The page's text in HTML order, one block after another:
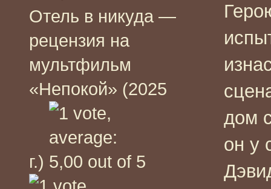
Отель в никуда —
рецензия на
мультфильм
«Непокой» (2025
г.)
дом
он у